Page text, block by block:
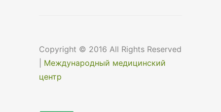
Copyright © 2016 All Rights Reserved
Международный медицинский
центр